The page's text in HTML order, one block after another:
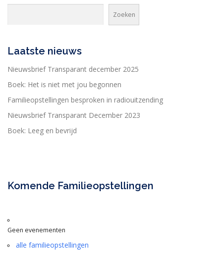
Zoeken
Laatste nieuws
Nieuwsbrief Transparant december 2025
Boek: Het is niet met jou begonnen
Familieopstellingen besproken in radiouitzending
Nieuwsbrief Transparant December 2023
Boek: Leeg en bevrijd
Komende Familieopstellingen
Geen evenementen
alle familieopstellingen